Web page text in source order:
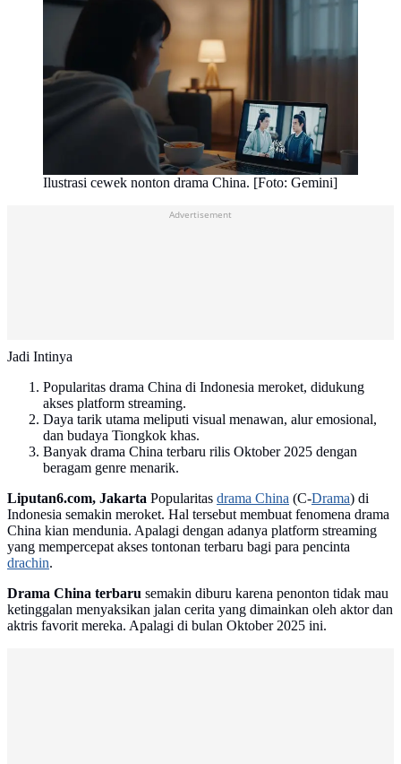
Ilustrasi cewek nonton drama China. [Foto: Gemini]
Jadi Intinya
Popularitas drama China di Indonesia meroket, didukung
akses platform streaming.
Daya tarik utama meliputi visual menawan, alur emosional,
dan budaya Tiongkok khas.
Banyak drama China terbaru rilis Oktober 2025 dengan
beragam genre menarik.
Liputan6.com, Jakarta Popularitas drama China (C-Drama) di
Indonesia semakin meroket. Hal tersebut membuat fenomena drama
China kian mendunia. Apalagi dengan adanya platform streaming
yang mempercepat akses tontonan terbaru bagi para pencinta
drachin.
Drama China terbaru semakin diburu karena penonton tidak mau
ketinggalan menyaksikan jalan cerita yang dimainkan oleh aktor dan
aktris favorit mereka. Apalagi di bulan Oktober 2025 ini.